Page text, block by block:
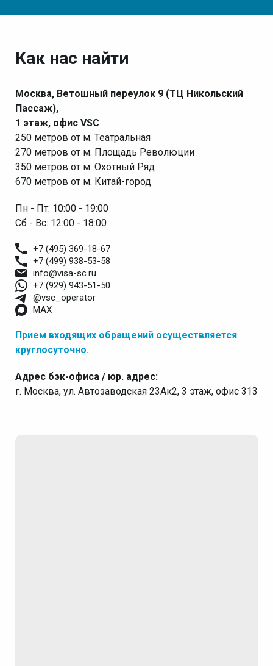
Как нас найти
Москва, Ветошный переулок 9 (ТЦ Никольский
Пассаж),
1 этаж, офис VSC
250 метров от м. Театральная
270 метров от м. Площадь Революции
350 метров от м. Охотный Ряд
670 метров от м. Китай-город
Пн - Пт: 10:00 - 19:00
Сб - Вс: 12:00 - 18:00
+7 (495) 369-18-67
+7 (499) 938-53-58
info@visa-sc.ru
+7 (929) 943-51-50
@vsc_operator
MAX
Прием входящих обращений осуществляется
круглосуточно.
Адрес бэк-офиса / юр. адрес:
г. Москва, ул. Автозаводская 23Ак2, 3 этаж, офис 313